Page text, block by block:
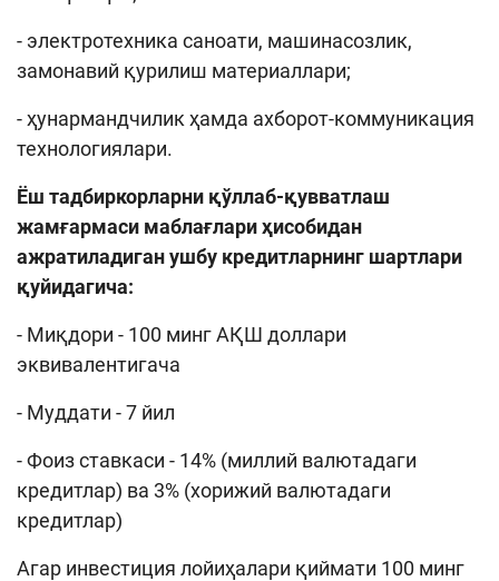
- электротехника саноати, машинасозлик,
замонавий қурилиш материаллари;
- ҳунармандчилик ҳамда ахборот-коммуникация
технологиялари.
Ёш тадбиркорларни қўллаб-қувватлаш
жамғармаси маблағлари ҳисобидан
ажратиладиган ушбу кредитларнинг шартлари
қуйидагича:
- Миқдори - 100 минг АҚШ доллари
эквивалентигача
- Муддати - 7 йил
- Фоиз ставкаси - 14% (миллий валютадаги
кредитлар) ва 3% (хорижий валютадаги
кредитлар)
Агар инвестиция лойиҳалари қиймати 100 минг